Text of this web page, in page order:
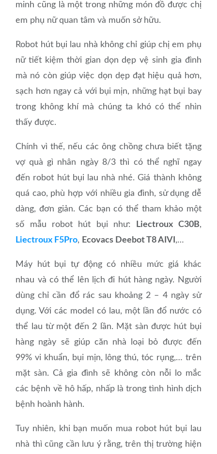
minh cũng là một trong những món đồ được chị
em phụ nữ quan tâm và muốn sở hữu.
Robot hút bụi lau nhà không chỉ giúp chị em phụ
nữ tiết kiệm thời gian dọn dẹp vệ sinh gia đình
mà nó còn giúp việc dọn dẹp đạt hiệu quả hơn,
sạch hơn ngay cả với bụi mịn, những hạt bụi bay
trong không khí mà chúng ta khó có thể nhìn
thấy được.
Chính vì thế, nếu các ông chồng chưa biết tặng
vợ quà gì nhân ngày 8/3 thì có thể nghĩ ngay
đến robot hút bụi lau nhà nhé. Giá thành không
quá cao, phù hợp với nhiều gia đình, sử dụng dễ
dàng, đơn giản. Các bạn có thể tham khảo một
số mẫu robot hút bụi như:
Liectroux C30B,
Liectroux F5Pro, Ecovacs Deebot T8 AIVI ,…
Máy hút bụi tự động có nhiều mức giá khác
nhau và có thể lên lịch đi hút hàng ngày. Người
dùng chỉ cần đổ rác sau khoảng 2 – 4 ngày sử
dụng. Với các model có lau, một lần đổ nước có
thể lau từ một đến 2 lần. Mặt sàn được hút bụi
hàng ngày sẽ giúp căn nhà loại bỏ được đến
99% vi khuẩn, bụi mịn, lông thú, tóc rụng,… trên
mặt sàn. Cả gia đình sẽ không còn nỗi lo mắc
các bệnh về hô hấp, nhấp là trong tình hình dịch
bệnh hoành hành.
Tuy nhiên, khi bạn muốn mua robot hút bụi lau
nhà thì cũng cần lưu ý rằng, trên thị trường hiện